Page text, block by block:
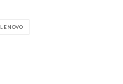
LENOVO